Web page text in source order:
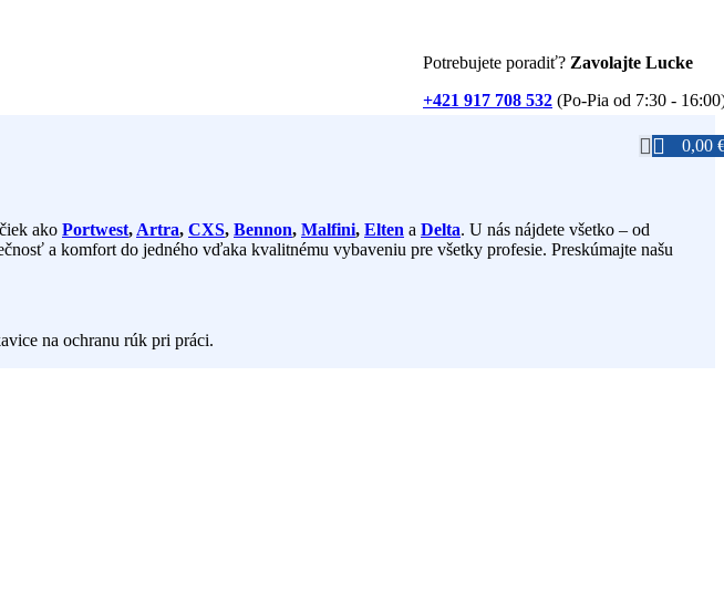
Potrebujete poradiť? Zavolajte Lucke
+421 917 708 532 (Po-Pia od 7:30 -
0,00
ako Portwest, Artra, CXS, Bennon, Malfini, Elten a Delta. U nás nájdete všetko – od
a komfort do jedného vďaka kvalitnému vybaveniu pre všetky profesie. Preskúmajte našu